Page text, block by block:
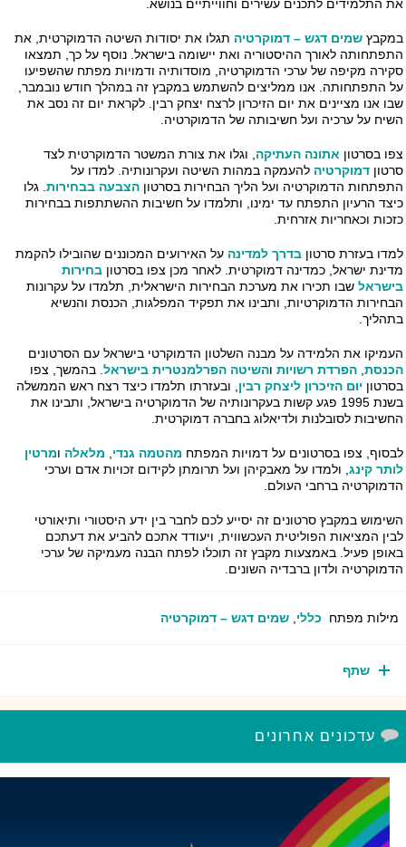
התלמידים לתכנים עשירים וחווייתיים בנושא.
שמים דגש – דמוקרטיהתגלו את יסודות השיטה הדמוקרטית, את
לאורך ההיסטוריה ואת יישומה בישראל. נוסף על כך, תמצאו
מקיפה של ערכי הדמוקרטיה, מוסדותיה ודמויות מפתח שהשפיעו
התפתחותה. אנו ממליצים להשתמש במקבץ זה במהלך חודש נובמבר,
אנו מציינים את יום הזיכרון לרצח יצחק רבין. לקראת יום זה נסב את
על ערכיה ועל חשיבותה של הדמוקרטיה.
בסרטוןאתונה העתיקה, וגלו את צורת המשטר הדמוקרטית לצד
דמוקרטיהלהעמקה במהות השיטה ועקרונותיה. למדו על
הדמוקרטיה ועל הליך הבחירות בסרטוןהצבעה בבחירות. גלו
הרעיון התפתח עד ימינו, ותלמדו על חשיבות ההשתתפות בבחירות
וכאחריות אזרחית.
בעזרת סרטוןבדרך למדינה על האירועים המכוננים שהובילו להקמת
ישראל, כמדינה דמוקרטית. לאחר מכן צפו בסרטוןבחירות
שבו תכירו את מערכת הבחירות הישראלית, תלמדו על עקרונות
הדמוקרטיות, ותבינו את תפקיד המפלגות, הכנסת והנשיא
את הלמידה על מבנה השלטון הדמוקרטי בישראל עם הסרטונים
,הפרדת רשויותוהשיטה הפרלמנטרית בישראל. בהמשך, צפו
יום הזיכרון ליצחק רבין, ובעזרתו תלמדו כיצד רצח ראש הממשלה
בשנת 1995 פגע קשות בעקרונותיה של הדמוקרטיה בישראל, ותבינו את
לסובלנות ולדיאלוג בחברה דמוקרטית.
צפו בסרטונים על דמויות המפתחמהטמה גנדי,מלאלהומרטין
קינג, ולמדו על מאבקיהן ועל תרומתן לקידום זכויות אדם וערכי
ברחבי העולם.
במקבץ סרטונים זה יסייע לכם לחבר בין ידע היסטורי ותיאורטי
המציאות הפוליטית העכשווית, ויעודד אתכם להביע את דעתכם
פעיל. באמצעות מקבץ זה תוכלו לפתח הבנה מעמיקה של ערכי
ולדון ברבדיה השונים.
מפתח כללי,שמים דגש – דמוקרטיה
שתף
עדכונים אחרונים